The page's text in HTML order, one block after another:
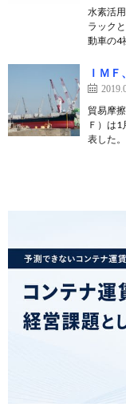
水素活
ラック
動車の4
ＩＭ
貿易摩
Ｆ）は
表した